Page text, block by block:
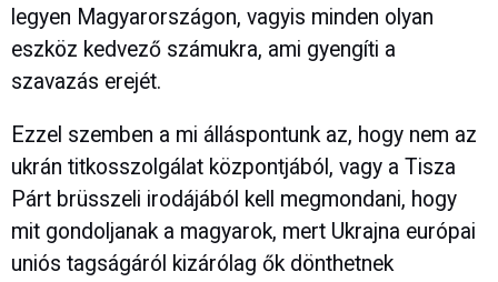
legyen Magyarországon, vagyis minden olyan
eszköz kedvező számukra, ami gyengíti a
szavazás erejét.
Ezzel szemben a mi álláspontunk az, hogy nem az
ukrán titkosszolgálat központjából, vagy a Tisza
Párt brüsszeli irodájából kell megmondani, hogy
mit gondoljanak a magyarok, mert Ukrajna európai
uniós tagságáról kizárólag ők dönthetnek